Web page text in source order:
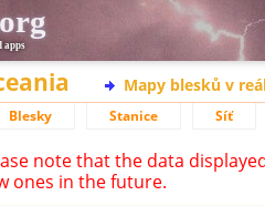
apps
Mapy blesků v
Blesky Stanice Síť
note that the data
ones in the future.